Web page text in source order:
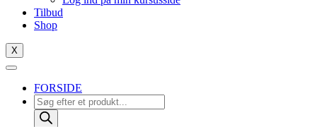
Tilbud
Shop
X
FORSIDE
Products
search